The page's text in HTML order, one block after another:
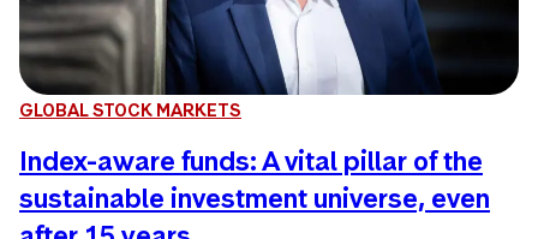
GLOBAL STOCK MARKETS
Index-aware funds: A vital pillar of the
sustainable investment universe, even